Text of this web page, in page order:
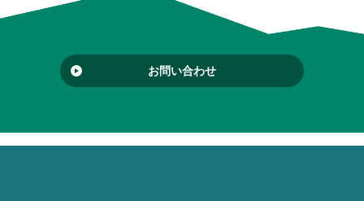
お問い合わせ